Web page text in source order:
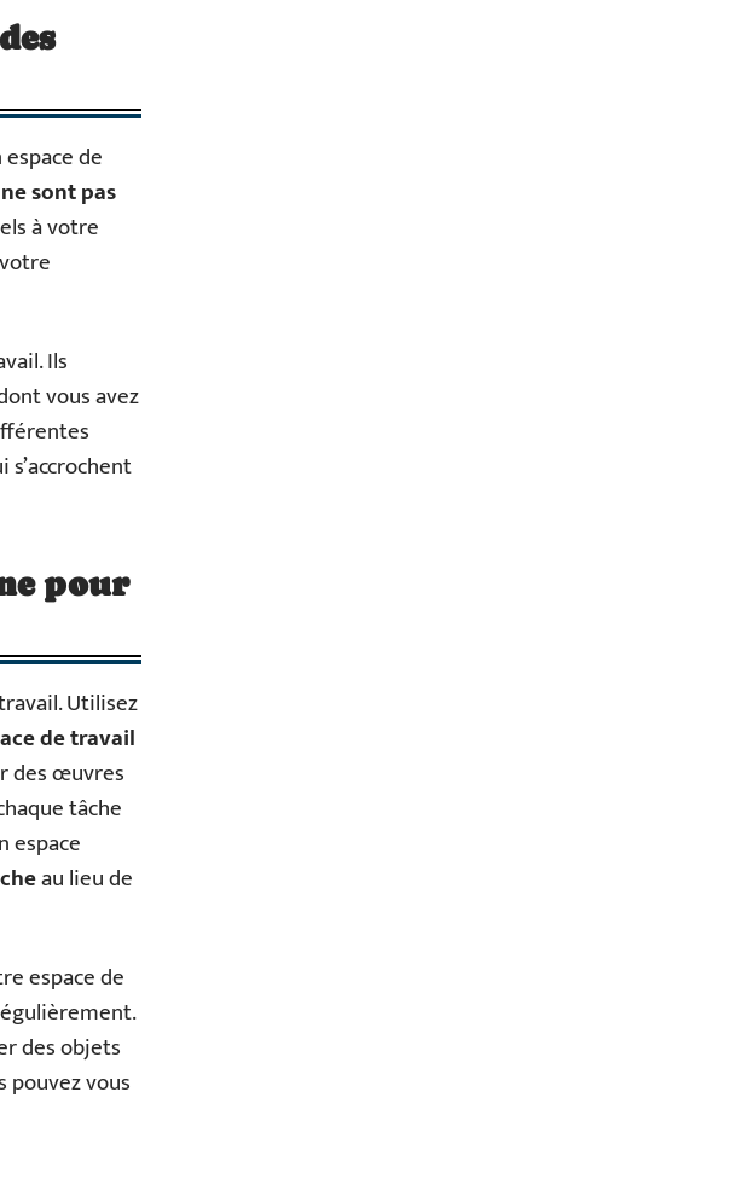
de
sont pas
à votre
Ils
vous avez
pour
Utilisez
de travail
des œuvres
tâche
espace
au lieu de
espace de
des objets
pouvez vous